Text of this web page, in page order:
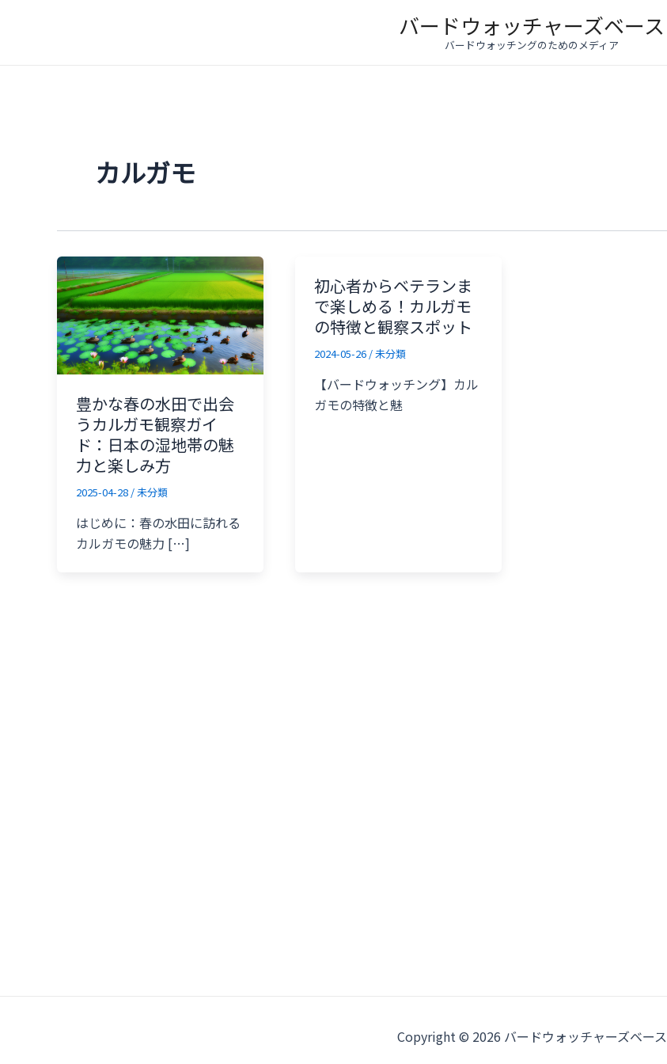
バードウォッチャーズベース
バードウォッチングのためのメディア
カルガモ
豊かな春の水田で出会
うカルガモ観察ガイ
ド：日本の湿地帯の魅
力と楽しみ方
2025-04-28 /未分類
はじめに：春の水田に訪れる
カルガモの魅力 […]
初心者からベテランま
で楽しめる！カルガモ
の特徴と観察スポット
2024-05-26 /未分類
【バードウォッチング】カル
ガモの特徴と魅
Copyright © 2026 バードウォッチャーズベース